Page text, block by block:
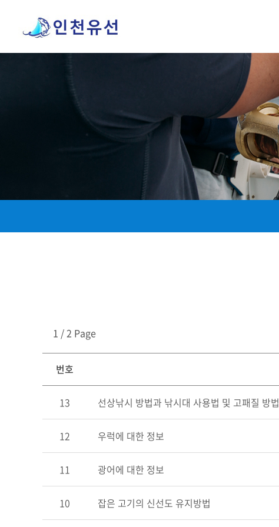
1 / 2 Page
번호
13 선상낚시 방법과 낚시대 사용법 및 고패질 방법
12 우럭에 대한 정보
11 광어에 대한 정보
10 잡은 고기의 신선도 유지방법